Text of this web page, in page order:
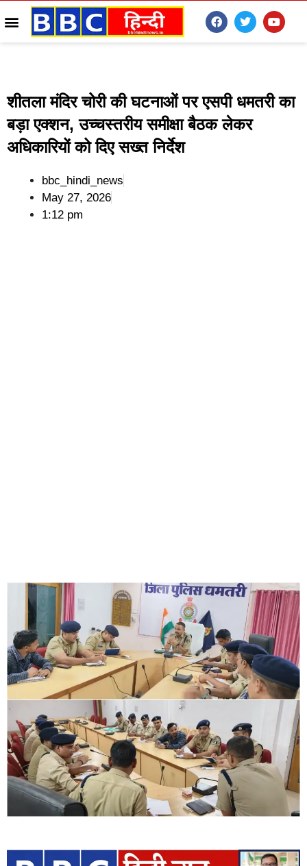
शीतला मंदिर चोरी की घटनाओं पर एसपी धमतरी का
बड़ा एक्शन, उच्चस्तरीय समीक्षा बैठक लेकर
अधिकारियों को दिए सख्त निर्देश
bbc_hindi_news
May 27, 2026
1:12 pm